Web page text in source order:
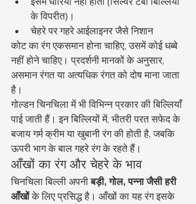
के विपरीत)।
चेहरे पर गहरे आईलाइनर जैसे निशान
कोट का रंग एकसमान होना चाहिए, उसमें कोई धब्बे
नहीं होने चाहिए। प्रदर्शनी मानकों के अनुसार,
असमान रंगत या अत्यधिक रंगत को दोष माना जाता
है।
गोल्डन चिनचिला में भी विभिन्न प्रकार की बिल्लियाँ
पाई जाती हैं। इन बिल्लियों में, भीतरी परत सफेद के
बजाय गर्म क्रीम या खुबानी रंग की होती है, जबकि
ऊपरी भाग के बाल गहरे रंग के रहते हैं।
आँखों का रंग और चेहरे के भाव
चिनचिला बिल्ली अपनी बड़ी, गोल, पन्ना जैसी हरी
आँखों के लिए प्रसिद्ध है। आँखों का यह रंग इसके